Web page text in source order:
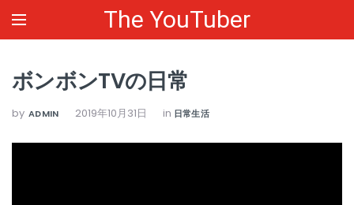
The YouTuber
ボンボンTVの日常
by ADMIN 2019年10月31日 in 日常生活